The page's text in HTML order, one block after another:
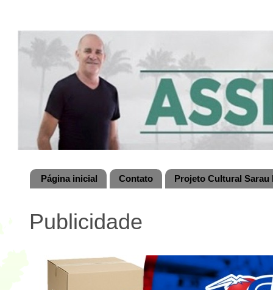
Página inicial Contato Projeto Cultural
Publicidade